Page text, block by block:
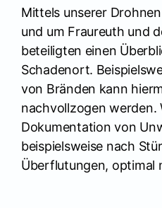
Mittels unserer
und um Fraureuth und
beteiligten einen
Schadenort.
von Bränden kann
nachvollzogen werden.
Dokumentation von
beispielsweise nach
Überflutungen, optimal